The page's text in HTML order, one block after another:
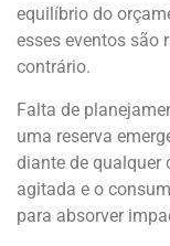
equilíbrio do
esses eventos são
contrário.
Falta de
uma reserva
diante de qualquer
agitada e o
para absorver